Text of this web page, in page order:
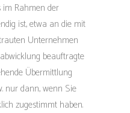
Rahmen der
ist, etwa an die mit
Unternehmen
beauftragte
Übermittlung
nur dann, wenn Sie
zugestimmt haben.